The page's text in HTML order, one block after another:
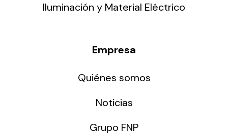
Iluminación y Material Eléctrico
Empresa
Quiénes somos
Noticias
Grupo FNP